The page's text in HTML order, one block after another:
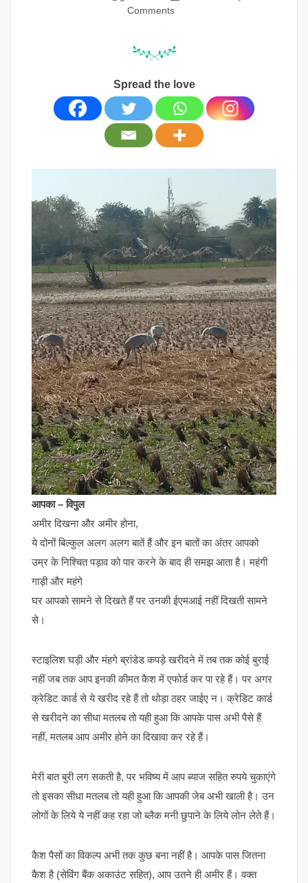
Comments
Spread the love
आपका – विपुल
अमीर दिखना और अमीर होना,
ये दोनों बिल्कुल अलग अलग बातें हैं और इन बातों का अंतर आपको
उम्र के निश्चित पड़ाव को पार करने के बाद ही समझ आता है। महंगी
गाड़ी और महंगे
घर आपको सामने से दिखते हैं पर उनकी ईएमआई नहीं दिखती सामने
से।
स्टाइलिश घड़ी और मंहगे ब्रांडेड कपड़े खरीदने में तब तक कोई बुराई
नहीं जब तक आप इनकी कीमत कैश में एफोर्ड कर पा रहे हैं। पर अगर
क्रेडिट कार्ड से ये खरीद रहे हैं तो थोड़ा ठहर जाईए न। क्रेडिट कार्ड
से खरीदने का सीधा मतलब तो यही हुआ कि आपके पास अभी पैसे हैं
नहीं, मतलब आप अमीर होने का दिखावा कर रहे हैं।
मेरी बात बुरी लग सकती है, पर भविष्य में आप ब्याज सहित रुपये चुकाएंगे
तो इसका सीधा मतलब तो यही हुआ कि आपकी जेब अभी खाली है। उन
लोगों के लिये ये नहीं कह रहा जो ब्लैक मनी छुपाने के लिये लोन लेते हैं।
कैश पैसों का विकल्प अभी तक कुछ बना नहीं है। आपके पास जितना
कैश है (सेविंग बैंक अकाउंट सहित), आप उतने ही अमीर हैं। वक्त